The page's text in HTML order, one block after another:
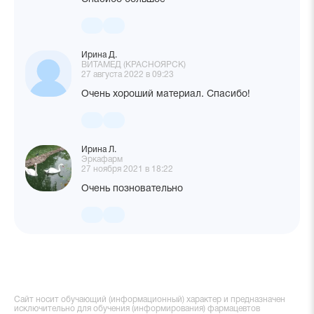
Ирина Д.
ВИТАМЕД (КРАСНОЯРСК)
27 августа 2022 в 09:23
Очень хороший материал. Спасибо!
Ирина Л.
Эркафарм
27 ноября 2021 в 18:22
Очень позновательно
Сайт носит обучающий (информационный) характер и предназначен
исключительно для обучения (информирования) фармацевтов